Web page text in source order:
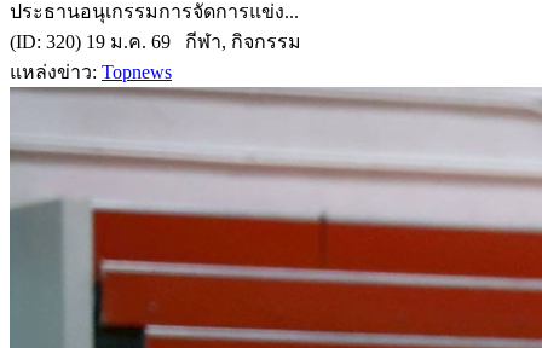
ประธานอนุเกรรมการจัดการแข่ง...
(ID: 320) 19 ม.ค. 69 กีฬา, กิจกรรม
แหล่งข่าว: Topnews